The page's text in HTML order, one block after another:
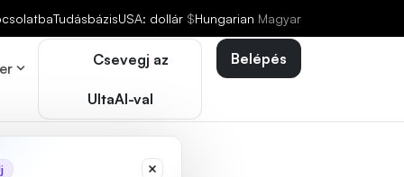
TudásbázisUSA: dollár $Hungarian Magyar
Csevegj az
UltaAI-val
Belépés